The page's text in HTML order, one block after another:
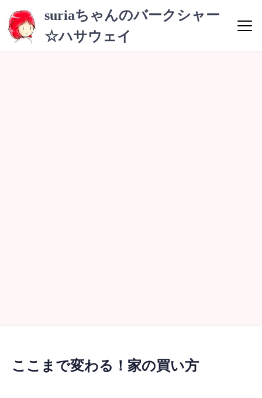
テ
suriaちゃんのバークシャー
☆ハサウェイ
ここまで変わる！家の買い方